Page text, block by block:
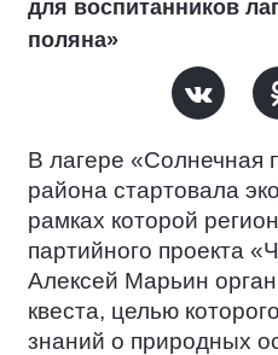
для воспитанников
поляна»
В лагере «Солнечная
района стартовала
рамках которой
партийного проекта
Алексей Марьин
квеста, целью
знаний о природных